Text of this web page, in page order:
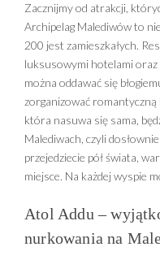
Zacznijmy od atrakcji,
Archipelag Malediwów to
200 jest zamieszkałych.
luksusowymi hotelami
można oddawać się
zorganizować romantyczną
która nasuwa się sama,
Malediwach, czyli
przejedziecie pół świata,
miejsce. Na każdej wyspie
Atol Addu –
nurkowania na